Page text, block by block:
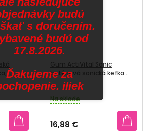
3 rokov
Gum ActiVital Sonic
batériová sonická kefka
čierna
Na sklade
16,88 €
budú
s doručením.
budú od
17.8.2026.
Ďakujeme za
iliek